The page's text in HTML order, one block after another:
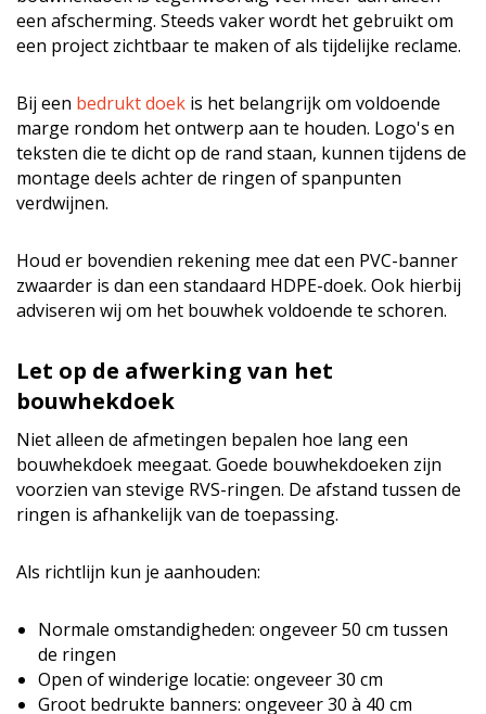
een afscherming. Steeds vaker wordt het gebruikt om
een project zichtbaar te maken of als tijdelijke reclame.
Bij een bedrukt doek is het belangrijk om voldoende
marge rondom het ontwerp aan te houden. Logo's en
teksten die te dicht op de rand staan, kunnen tijdens de
montage deels achter de ringen of spanpunten
verdwijnen.
Houd er bovendien rekening mee dat een PVC-banner
zwaarder is dan een standaard HDPE-doek. Ook hierbij
adviseren wij om het bouwhek voldoende te schoren.
Let op de afwerking van het
bouwhekdoek
Niet alleen de afmetingen bepalen hoe lang een
bouwhekdoek meegaat. Goede bouwhekdoeken zijn
voorzien van stevige RVS-ringen. De afstand tussen de
ringen is afhankelijk van de toepassing.
Als richtlijn kun je aanhouden:
Normale omstandigheden: ongeveer 50 cm tussen
de ringen
Open of winderige locatie: ongeveer 30 cm
Groot bedrukte banners: ongeveer 30 à 40 cm